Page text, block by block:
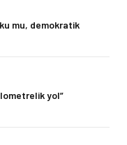
mu, demokratik
yol”